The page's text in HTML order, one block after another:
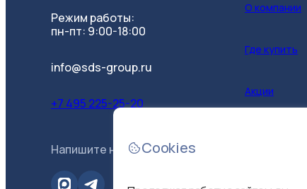
Режим работы:
пн-пт: 9:00-18:00
info@sds-group.ru
+7 495 225-25-20
Напишите нам
О компании
Где купить
Акции
B2B-портал
Cookies